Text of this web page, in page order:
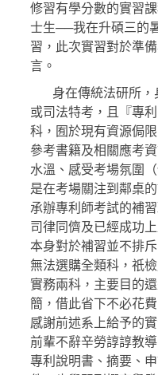
修習有學分數的實習
士生──我在升碩三的
習，此次實習對於準
言。
身在傳統法研所，
或司法特考，且『專
科，囿於現有資源侷
參考書籍及相關應考
水溫、感受考場氛圍
是在考場關注到鄰桌
承辦專利師考試的補
司律同儕及已經成功
本身對於補習並不排
無法選購全類科，祇
實務兩科，主要目的
簡，借此省下不必花
感謝前述系上給予的
前輩不辭辛勞諄諄教
專利說明書、摘要、